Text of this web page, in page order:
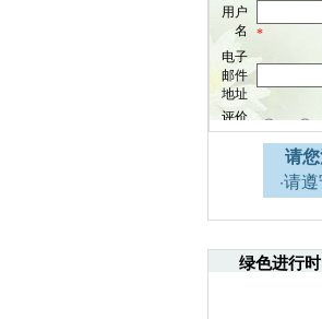
请您
·请
引起
绿色进行时